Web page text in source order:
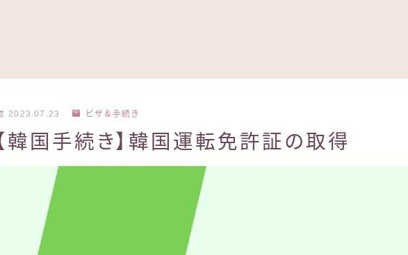
2023.07.23 ビザ＆手続き
【韓国手続き】韓国運転免許証の取得